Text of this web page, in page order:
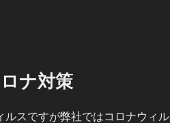
ナ対策
スですが弊社ではコロナウィル